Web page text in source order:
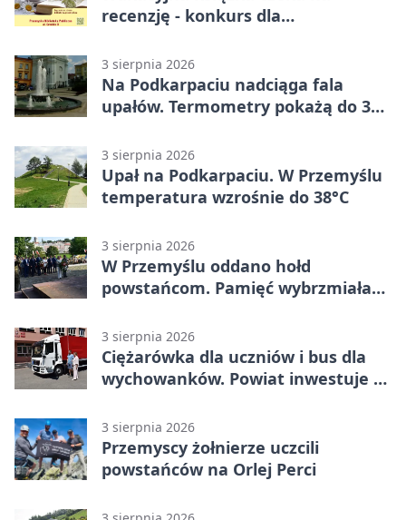
recenzję - konkurs dla
3 sierpnia 2026
Na Podkarpaciu nadciąga fala
upałów. Termometry pokażą do 36
3 sierpnia 2026
Upał na Podkarpaciu. W Przemyślu
temperatura wzrośnie do 38°C
3 sierpnia 2026
W Przemyślu oddano hołd
powstańcom. Pamięć wybrzmiała
3 sierpnia 2026
Ciężarówka dla uczniów i bus dla
wychowanków. Powiat inwestuje w
3 sierpnia 2026
Przemyscy żołnierze uczcili
powstańców na Orlej Perci